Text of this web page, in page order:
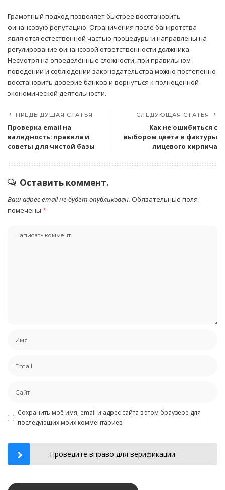
Грамотный подход позволяет быстрее восстановить
финансовую репутацию. Ограничения после банкротства
являются естественной частью процедуры и направлены на
регулирование финансовой ответственности должника.
Несмотря на определённые сложности, при правильном
поведении и соблюдении законодательства можно постепенно
восстановить доверие банков и вернуться к полноценной
экономической деятельности.
ПРЕДЫДУЩАЯ СТАТЬЯ
Проверка email на
валидность: правила и
советы для чистой базы
СЛЕДУЮЩАЯ СТАТЬЯ
Как не ошибиться с
выбором цвета и фактуры
лицевого кирпича
Оставить коммент.
Ваш адрес email не будет опубликован. Обязательные поля
помечены *
Сохранить моё имя, email и адрес сайта в этом браузере для
последующих моих комментариев.
Проведите вправо для верификации